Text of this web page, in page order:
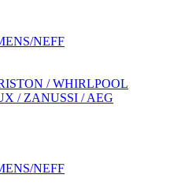
NEFF
/ WHIRLPOOL
/ ZANUSSI / AEG
NEFF